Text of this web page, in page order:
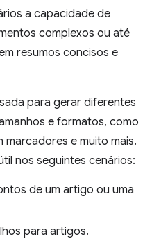
a capacidade de
complexos ou até
resumos concisos e
para gerar diferentes
e formatos, como
e muito mais.
nos seguintes cenários:
de um artigo ou uma
para artigos.